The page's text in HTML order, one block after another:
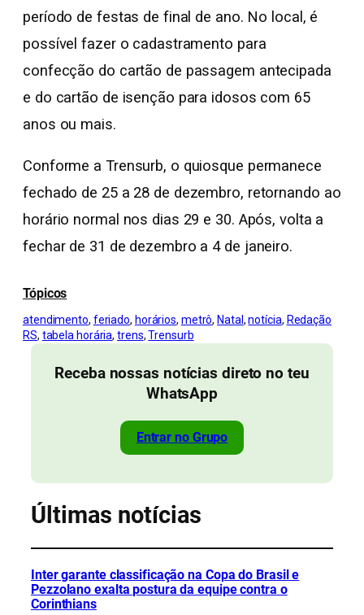
período de festas de final de ano. No local, é
possível fazer o cadastramento para
confecção do cartão de passagem antecipada
e do cartão de isenção para idosos com 65
anos ou mais.
Conforme a Trensurb, o quiosque permanece
fechado de 25 a 28 de dezembro, retornando ao
horário normal nos dias 29 e 30. Após, volta a
fechar de 31 de dezembro a 4 de janeiro.
Tópicos
atendimento, feriado, horários, metrô, Natal , notícia, Redação
RS, tabela horária, trens, Trensurb
Receba nossas notícias direto no teu
WhatsApp
Entrar no Grupo
Últimas notícias
Inter garante classificação na Copa do Brasil e
Pezzolano exalta postura da equipe contra o
Corinthians